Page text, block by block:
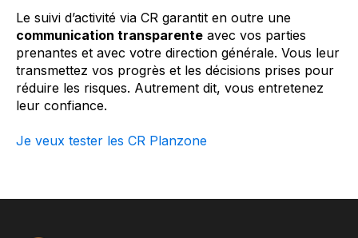
Le suivi d’activité via CR garantit en outre une
communication transparente avec vos parties
prenantes et avec votre direction générale. Vous leur
transmettez vos progrès et les décisions prises pour
réduire les risques. Autrement dit, vous entretenez
leur confiance.
Je veux tester les CR Planzone